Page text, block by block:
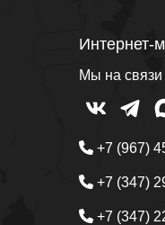
Интернет-
Мы на связи
+7 (967)
+7 (347)
+7 (347)